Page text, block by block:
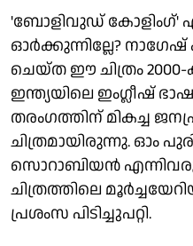
'ബോളിവുഡ് കോളിംഗ്'
ഓർക്കുന്നില്ലേ?
ചെയ്ത ഈ ചിത്രം
ഇന്ത്യയിലെ ഇംഗ്ലീഷ്
തരംഗത്തിന് മികച്ച
ചിത്രമായിരുന്നു. ഓം
സൊറാബിയൻ
ചിത്രത്തിലെ
പ്രശംസ പിടിച്ചുപറ്റി.